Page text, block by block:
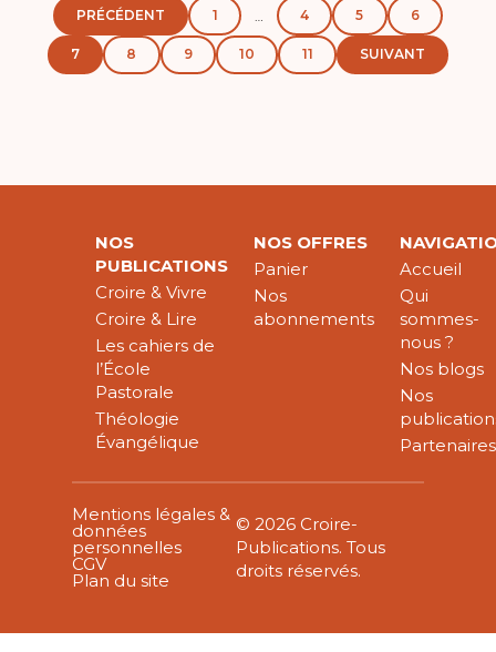
PRÉCÉDENT 1 4 5 6
7 8 9 10 11 SUIVANT
NOS
PUBLICATIONS
Croire & Vivre
Croire & Lire
Les cahiers de
l’École
Pastorale
Théologie
Évangélique
NOS OFFRES
Panier
Nos
abonnements
Accueil
Qui
sommes-
nous ?
Nos blogs
Nos
Partenaires
Mentions légales &
données
personnelles
CGV
Plan du site
© 2026 Croire-
Publications. Tous
droits réservés.